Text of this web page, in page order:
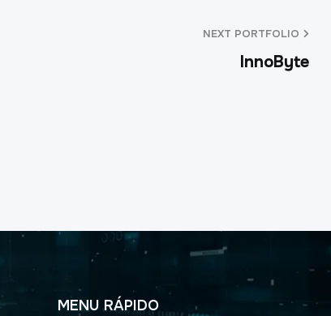
NEXT PORTFOLIO
InnoByte
MENU RÁPIDO